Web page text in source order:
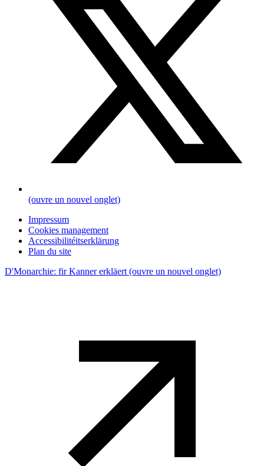
(ouvre un nouvel onglet)
Impressum
Cookies management
Accessibilitéitserklärung
Plan du site
D'Monarchie: fir Kanner erkläert (ouvre un nouvel onglet)